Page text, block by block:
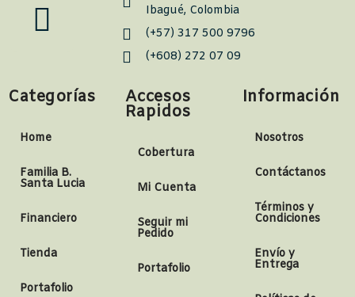
Ibagué, Colombia
(+57) 317 500 9796
(+608) 272 07 09
Categorías
Home
Familia B.
Santa Lucia
Financiero
Tienda
Portafolio
Accesos
Rapidos
Cobertura
Mi Cuenta
Seguir mi
Pedido
Portafolio
Información
Nosotros
Contáctanos
Términos y
Condiciones
Envío y
Entrega